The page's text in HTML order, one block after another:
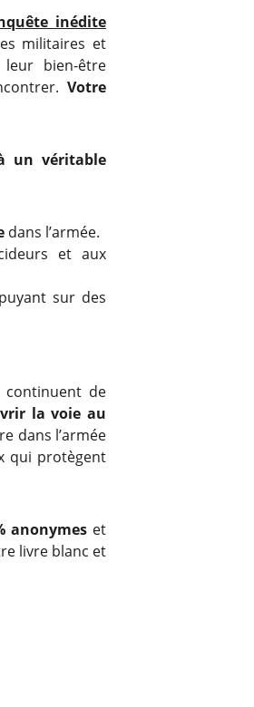
inédite
militaires et
bien-être
Votre
un véritable
dans l’armée.
et aux
sur des
de
la voie au
dans l’armée
qui protègent
anonymeset
livre blanc et